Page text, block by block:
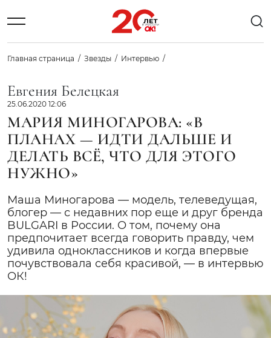
Главная страница Звезды Интервью
Евгения Белецкая
25.06.2020 12:06
МАРИЯ МИНОГАРОВА: «В
ПЛАНАХ — ИДТИ ДАЛЬШЕ И
ДЕЛАТЬ ВСЁ, ЧТО ДЛЯ ЭТОГО
НУЖНО»
Маша Миногарова — модель, телеведущая,
блогер — с недавних пор еще и друг бренда
BULGARI в России. О том, почему она
предпочитает всегда говорить правду, чем
удивила одноклассников и когда впервые
почувствовала себя красивой, — в интервью
ОК!